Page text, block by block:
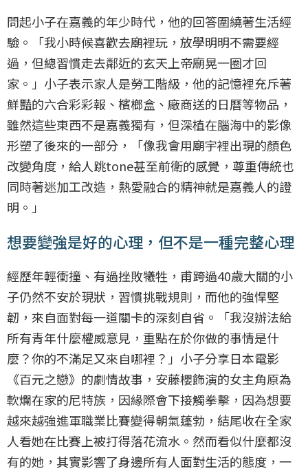
問起小子在嘉義的年少時代，他的回答圍繞著生活經
驗。「我小時候喜歡去廟裡玩，放學明明不需要經
過，但總習慣走去鄰近的玄天上帝廟晃一圈才回
家。」小子表示家人是勞工階級，他的記憶裡充斥著
鮮豔的六合彩彩報、檳榔盒、廠商送的日曆等物品，
雖然這些東西不是嘉義獨有，但深植在腦海中的影像
形塑了後來的一部分，「像我會用廟宇裡出現的顏色
改變角度，給人跳tone甚至前衛的感覺，尊重傳統也
同時著迷加工改造，熱愛融合的精神就是嘉義人的證
明。」
想要變強是好的心理，但不是一種完整心理
經歷年輕衝撞、有過挫敗犧牲，甫跨過40歲大關的小
子仍然不安於現狀，習慣挑戰規則，而他的強悍堅
韌，來自面對每一道關卡的深刻自省。「我沒辦法給
所有青年什麼權威意見，重點在於你做的事情是什
麼？你的不滿足又來自哪裡？」小子分享日本電影
《百元之戀》的劇情故事，安藤櫻飾演的女主角原為
軟爛在家的尼特族，因緣際會下接觸拳擊，因為想要
越來越強進軍職業比賽變得朝氣蓬勃，結尾收在全家
人看她在比賽上被打得落花流水。然而看似什麼都沒
有的她，其實影響了身邊所有人面對生活的態度，一